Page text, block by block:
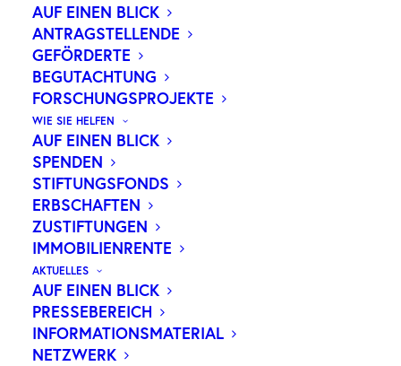
AUF EINEN BLICK
ANTRAGSTELLENDE
GEFÖRDERTE
BEGUTACHTUNG
FORSCHUNGSPROJEKTE
WIE SIE HELFEN
AUF EINEN BLICK
SPENDEN
STIFTUNGSFONDS
ERBSCHAFTEN
ZUSTIFTUNGEN
IMMOBILIENRENTE
AKTUELLES
AUF EINEN BLICK
PRESSEBEREICH
INFORMATIONSMATERIAL
NETZWERK
Unser
neues Magazin
Wilhelm
ZUM MAGAZIN